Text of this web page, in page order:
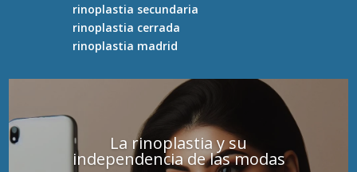
rinoplastia secundaria
rinoplastia cerrada
rinoplastia madrid
La rinoplastia y su
independencia de las modas